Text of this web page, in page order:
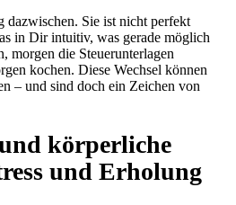
dazwischen. Sie ist nicht perfekt
in Dir intuitiv, was gerade möglich
morgen die Steuerunterlagen
kochen. Diese Wechsel können
– und sind doch ein Zeichen von
körperliche
und Erholung